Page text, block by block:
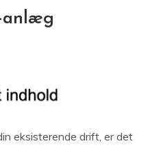
anlæg
eksisterende drift, er det